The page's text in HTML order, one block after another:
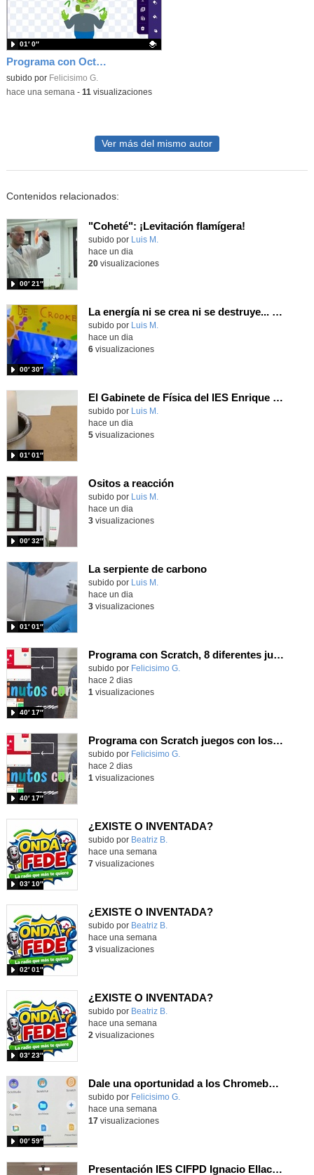
Programa con OctoStudio, un juego homenajeando al House of the dead con Zombies
Contenido educativo.
subido por Felicisimo G.
01′ 0″
-hace una semana - 11 visualizaciones
Ver más del mismo autor
Contenidos relacionados:
"Coheté": ¡Levitación flamígera!
Contenido educativo.
subido por Luis M.
00′ 21″
hace un dia
20visualizaciones
La energía ni se crea ni se destruye... ¡se experimenta! El Tierno en la Feria Madrid es Ciencia 2026
Contenido educativo.
subido por Luis M.
00′ 30″
hace un dia
6visualizaciones
El Gabinete de Física del IES Enrique Tierno Galván de Parla (Curso 25-26)
Contenido educativo.
subido por Luis M.
01′ 01″
hace un dia
5visualizaciones
Ositos a reacción
Contenido educativo.
subido por Luis M.
00′ 32″
hace un dia
3visualizaciones
La serpiente de carbono
Contenido educativo.
subido por Luis M.
01′ 01″
hace un dia
3visualizaciones
Programa con Scratch, 8 diferentes juegos para vivir la emoción de los partidos de España en el mundial 2026
Contenido educativo.
subido por Felicisimo G.
40′ 17″
hace 2 dias
1 visualizaciones
Programa con Scratch juegos con los partidos del mundial 2026 ganados por España
Contenido educativo.
subido por Felicisimo G.
40′ 17″
hace 2 dias
1 visualizaciones
¿EXISTE O INVENTADA?
Contenido educativo.
subido por Beatriz B.
03′ 10″
hace una semana
7visualizaciones
¿EXISTE O INVENTADA?
Contenido educativo.
subido por Beatriz B.
02′ 01″
hace una semana
3visualizaciones
¿EXISTE O INVENTADA?
Contenido educativo.
subido por Beatriz B.
03′ 23″
hace una semana
2 visualizaciones
Dale una oportunidad a los Chromebooks y utiliza un proyector para realizar talleres si no tienes pantallas táctiles
Contenido educativo.
subido por Felicisimo G.
00′ 59″
hace una semana
17visualizaciones
Presentación IES CIFPD Ignacio Ellacuría